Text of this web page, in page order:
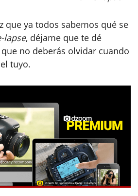
que ya todos sabemos qué se
lapse, déjame que te dé
no deberás olvidar cuando
tuyo.